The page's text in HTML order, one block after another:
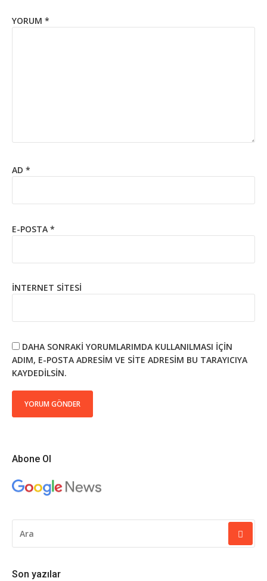
YORUM *
AD *
E-POSTA *
İNTERNET SITESI
DAHA SONRAKI YORUMLARIMDA KULLANILMASI IÇIN
ADIM, E-POSTA ADRESIM VE SITE ADRESIM BU TARAYICIYA
KAYDEDILSIN.
Abone Ol
YAP:
Son yazılar